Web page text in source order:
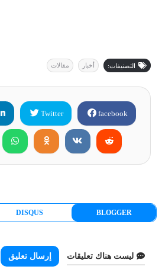
التصنيفات: أخبار مقالات
facebook
Twitter
BLOGGER
DISQUS
ليست هناك تعليقات إرسال تعليق